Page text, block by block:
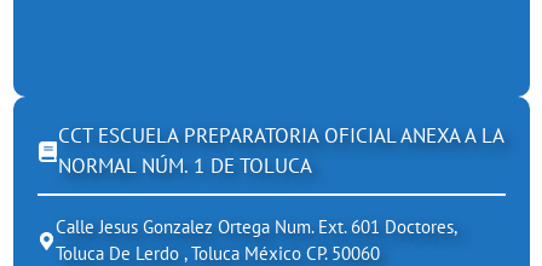
CCT ESCUELA PREPARATORIA OFICIAL ANEXA A LA
NORMAL NÚM. 1 DE TOLUCA
Calle Jesus Gonzalez Ortega Num. Ext. 601 Doctores,
Toluca De Lerdo , Toluca México CP. 50060